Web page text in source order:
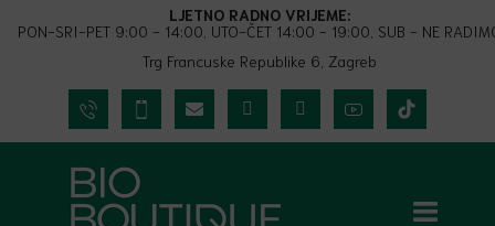
LJETNO RADNO VRIJEME:
PON-SRI-PET 9:00 - 14:00, UTO-ČET 14:00 - 19:00, SUB - NE
Trg Francuske Republike 6, Zagreb